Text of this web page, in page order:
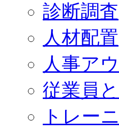
診断調査
人材配置
人事ア
従業員
トレー